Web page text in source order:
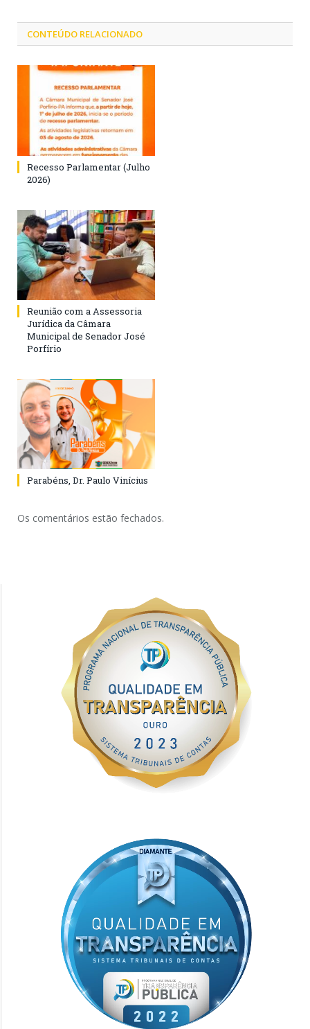
CONTEÚDO RELACIONADO
Recesso Parlamentar (Julho
2026)
Reunião com a Assessoria
Jurídica da Câmara
Municipal de Senador José
Porfírio
Parabéns, Dr. Paulo Vinícius
Os comentários estão fechados.